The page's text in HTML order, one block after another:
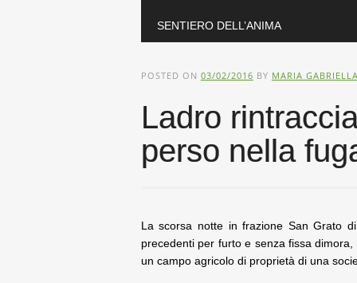
SENTIERO DELL’ANIMA
POSTED ON 03/02/2016 BY MARIA
Ladro
perso nella
La scorsa notte in frazione San Grato
precedenti per furto e senza fissa
un campo agricolo di proprietà di una